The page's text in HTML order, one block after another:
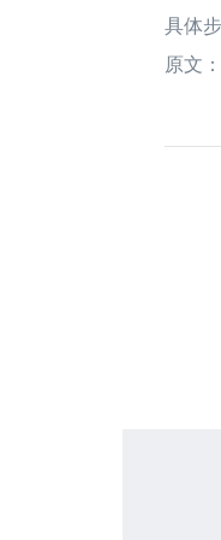
具体
原文